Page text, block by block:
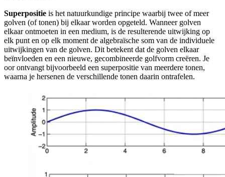
Superpositie is het natuurkundige principe waarbij twee of meer
golven (of tonen) bij elkaar worden opgeteld. Wanneer golven
elkaar ontmoeten in een medium, is de resulterende uitwijking op
elk punt en op elk moment de algebraïsche som van de individuele
uitwijkingen van de golven. Dit betekent dat de golven elkaar
beïnvloeden en een nieuwe, gecombineerde golfvorm creëren. Je
oor ontvangt bijvoorbeeld een superpositie van meerdere tonen,
waarna je hersenen de verschillende tonen daarin ontrafelen.